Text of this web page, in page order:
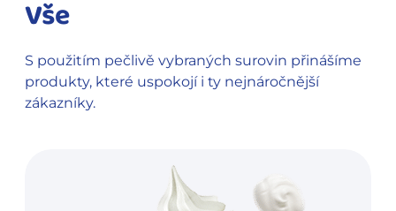
Vše
S použitím pečlivě vybraných surovin přinášíme
produkty, které uspokojí i ty nejnáročnější
zákazníky.